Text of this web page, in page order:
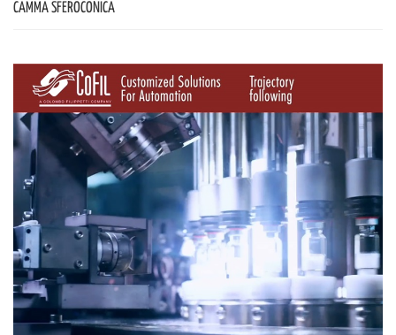
CAMMA SFEROCONICA